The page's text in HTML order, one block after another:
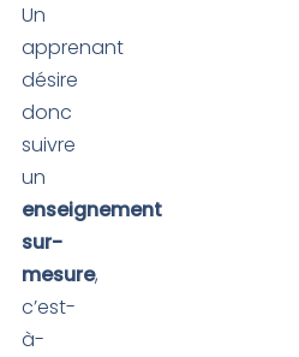
Un
apprenant
désire
donc
suivre
un
enseignement
sur-
mesure,
c’est-
à-